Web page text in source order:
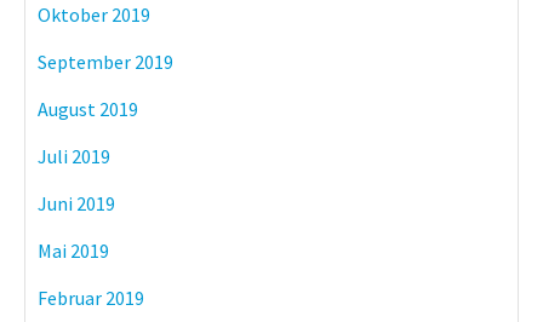
Oktober 2019
September 2019
August 2019
Juli 2019
Juni 2019
Mai 2019
Februar 2019